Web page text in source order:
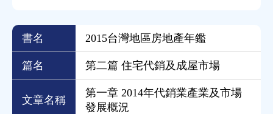
書名 2015台灣地區房地產年鑑
篇名 第二篇 住宅代銷及成屋市場
文章名稱
第一章 2014年代銷業產業及市場
發展概況